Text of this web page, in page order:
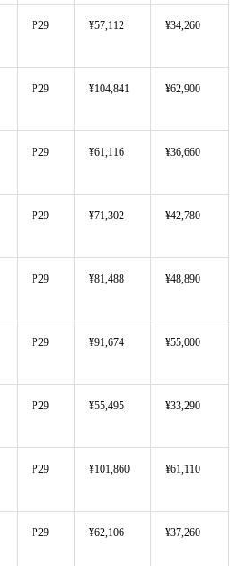
P29 ¥57,112 ¥34,260
P29 ¥104,841 ¥62,900
P29 ¥61,116 ¥36,660
P29 ¥71,302 ¥42,780
P29 ¥81,488 ¥48,890
P29 ¥91,674 ¥55,000
P29 ¥55,495 ¥33,290
P29 ¥101,860 ¥61,110
P29 ¥62,106 ¥37,260